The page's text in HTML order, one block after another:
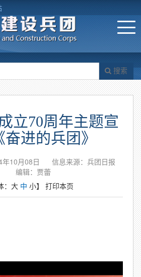
搜索
立70周年主题宣
进的兵团》
10月08日
信息来源：兵团日报
编辑：贾蕾
： 大 中 小】 打印本页